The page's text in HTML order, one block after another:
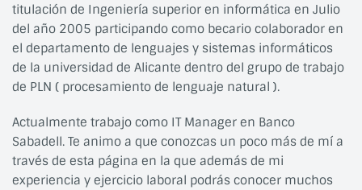
titulación de Ingeniería superior en informática en Julio
del año 2005 participando como becario colaborador en
el departamento de lenguajes y sistemas informáticos
de la universidad de Alicante dentro del grupo de trabajo
de PLN ( procesamiento de lenguaje natural ).
Actualmente trabajo como IT Manager en Banco
Sabadell. Te animo a que conozcas un poco más de mí a
través de esta página en la que además de mi
experiencia y ejercicio laboral podrás conocer muchos